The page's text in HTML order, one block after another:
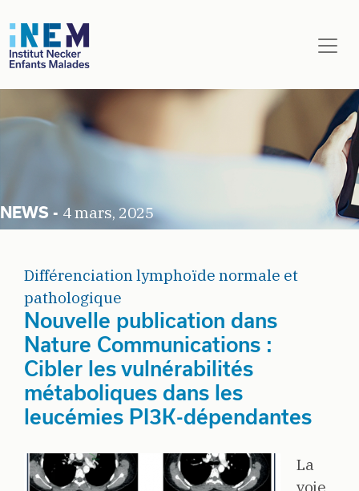
Aller au contenu principal
4 mars, 2025
Différenciation lymphoïde normale et
pathologique
Nouvelle publication dans
Nature Communications :
Cibler les vulnérabilités
métaboliques dans les
leucémies PI3K-dépendantes
La
voie